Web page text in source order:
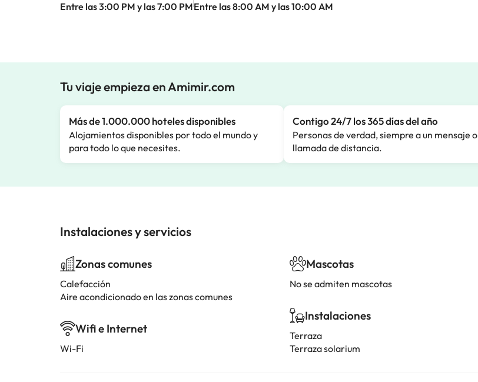
Entre las 3:00 PM y las 7:00 PMEntre las 8:00 AM y las 10:00 AM
Tu viaje empieza en Amimir.com
Más de 1.000.000 hoteles disponibles
Alojamientos disponibles por todo el mundo y
para todo lo que necesites.
Contigo 24/7 los 365 días del año
Personas de verdad, siempre a un mensaje o
llamada de distancia.
Instalaciones y servicios
Zonas comunes
Calefacción
Aire acondicionado en las zonas comunes
Wifi e Internet
Wi-Fi
Mascotas
No se admiten mascotas
Instalaciones
Terraza
Terraza solarium